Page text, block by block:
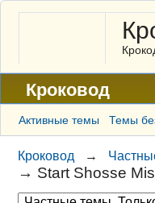
Кроковод
Форум
Архив
ГАЛЕРЕЯ
Активные темы Темы
Кроковод →
→ Start Shosse